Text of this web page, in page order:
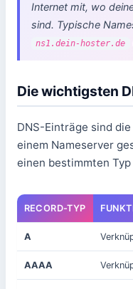
Internet mit, wo
sind. Typische
ns1.dein-hoster.de
Die wichtigsten
DNS-Einträge sind
einem Nameserver
einen bestimmten
RECORD-TYP
A
AAAA